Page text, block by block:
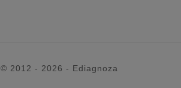
© 2012 - 2026 - Ediagnoza